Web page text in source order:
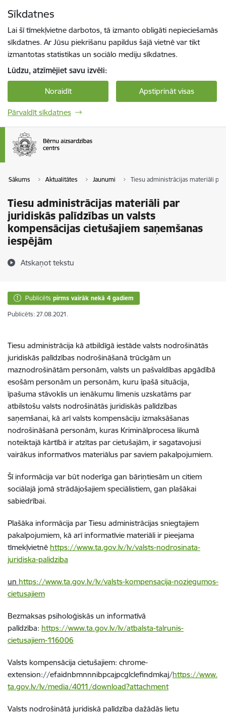
Sīkdatnes
Lai šī tīmekļvietne darbotos, tā izmanto obligāti nepieciešamās
sīkdatnes. Ar Jūsu piekrišanu papildus šajā vietnē var tikt
izmantotas statistikas un sociālo mediju sīkdatnes.
Lūdzu, atzīmējiet savu izvēli:
Noraidīt Apstiprināt visas
Pārvaldīt sīkdatnes
Sākums Aktualitātes Jaunumi Tiesu administrācijas materiāli
Tiesu administrācijas materiāli par
juridiskās palīdzības un valsts
kompensācijas cietušajiem saņemšanas
iespējām
Atskaņot tekstu
Publicēts pirms vairāk nekā 4 gadiem
Publicēts: 27.08.2021.
Tiesu administrācija kā atbildīgā iestāde valsts nodrošinātās
juridiskās palīdzības nodrošināšanā trūcīgām un
maznodrošinātām personām, valsts un pašvaldības apgādībā
esošām personām un personām, kuru īpašā situācija,
īpašuma stāvoklis un ienākumu līmenis uzskatāms par
atbilstošu valsts nodrošinātās juridiskās palīdzības
saņemšanai, kā arī valsts kompensāciju izmaksāšanas
nodrošināšanā personām, kuras Kriminālprocesa likumā
noteiktajā kārtībā ir atzītas par cietušajām, ir sagatavojusi
vairākus informatīvos materiālus par saviem pakalpojumiem.
Šī informācija var būt noderīga gan bāriņtiesām un citiem
sociālajā jomā strādājošajiem speciālistiem, gan plašākai
sabiedrībai.
Plašāka informācija par Tiesu administrācijas sniegtajiem
pakalpojumiem, kā arī informatīvie materiāli ir pieejama
tīmekļvietnē https://www.ta.gov.lv/lv/valsts-nodrosinata-
juridiska-palidziba
un https://www.ta.gov.lv/lv/valsts-kompensacija-noziegumos-
cietusajiem
Bezmaksas psiholoģiskās un informatīvā
palīdzība: https://www.ta.gov.lv/lv/atbalsta-talrunis-
cietusajiem-116006
Valsts kompensācija cietušajiem: chrome-
extension://efaidnbmnnnibpcajpcglclefindmkaj/https://www.
ta.gov.lv/lv/media/4011/download?attachment
Valsts nodrošinātā juridiskā palīdzība dažādās lietu